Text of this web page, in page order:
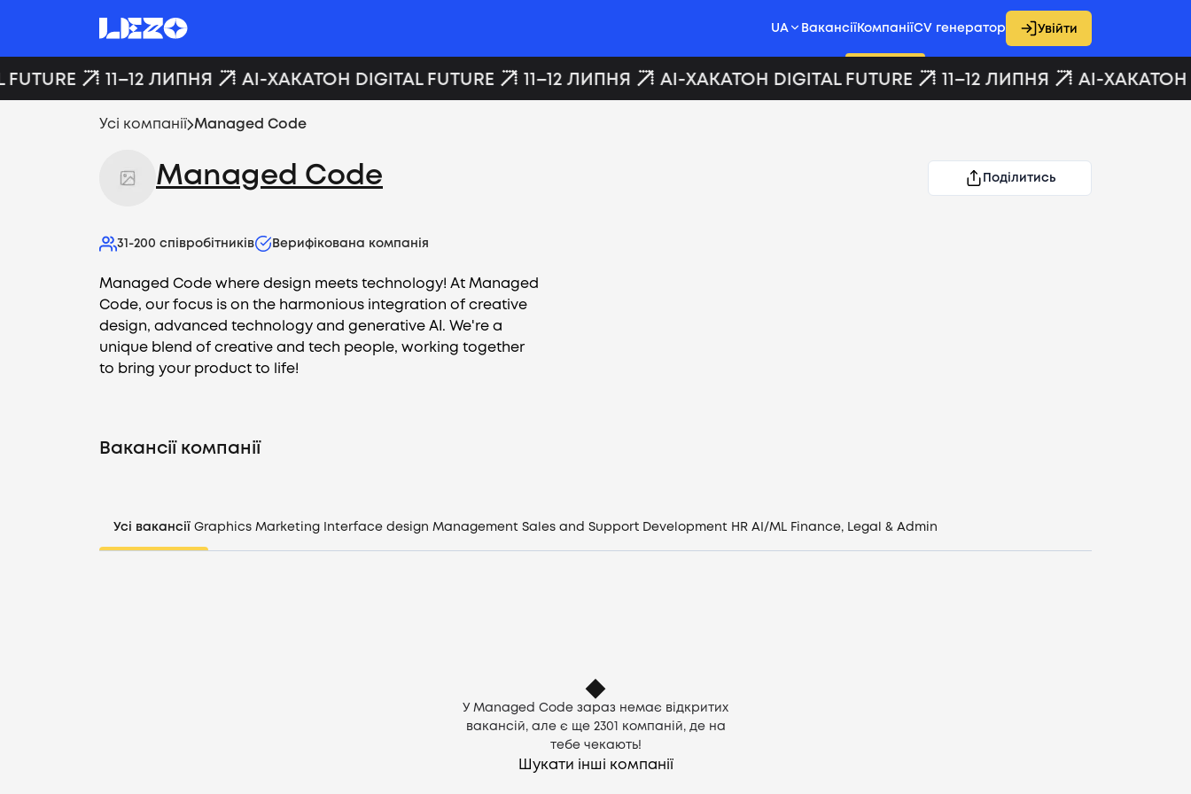
Увійти
UA Вакансії КомпаніїCV генератор Увійти
11–12 ЛИПНЯ AI-ХАКАТОН DIGITAL FUTURE 11–12 ЛИПНЯ AI-ХАКАТОН DIGITAL FUTURE 11–12 ЛИПНЯ AI-ХАКАТОН
Усі компанії Managed Code
Managed Code Поділитись
31-200 співробітників Верифікована компанія
Managed Code where design meets technology! At Managed
Code, our focus is on the harmonious integration of creative
design, advanced technology and generative AI. We're a
unique blend of creative and tech people, working together
to bring your product to life!
Вакансії компанії
Усі вакансії Graphics Marketing Interface design Management Sales and Support Development HR AI/ML Finance, Legal & Admin
У Managed Code зараз немає відкритих
вакансій, але є ще 2301
компаній, де на
тебе чекають!
Шукати інші компанії